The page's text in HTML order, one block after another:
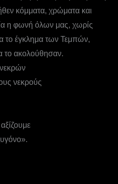
κόμματα, χρώματα και
η φωνή όλων μας, χωρίς
το έγκλημα των Τεμπών,
το ακολούθησαν.
νεκρούς